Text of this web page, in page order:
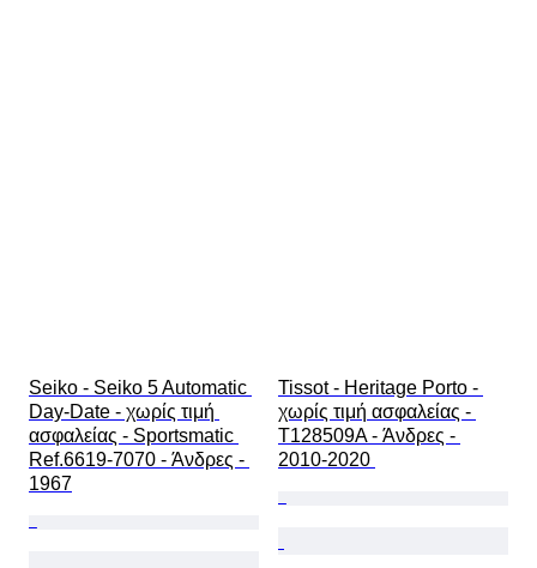
Seiko - Seiko 5 Automatic
Day-Date - χωρίς τιμή
ασφαλείας - Sportsmatic
Ref.6619-7070 - Άνδρες -
1967
Tissot - Heritage Porto -
χωρίς τιμή ασφαλείας -
T128509A - Άνδρες -
2010-2020